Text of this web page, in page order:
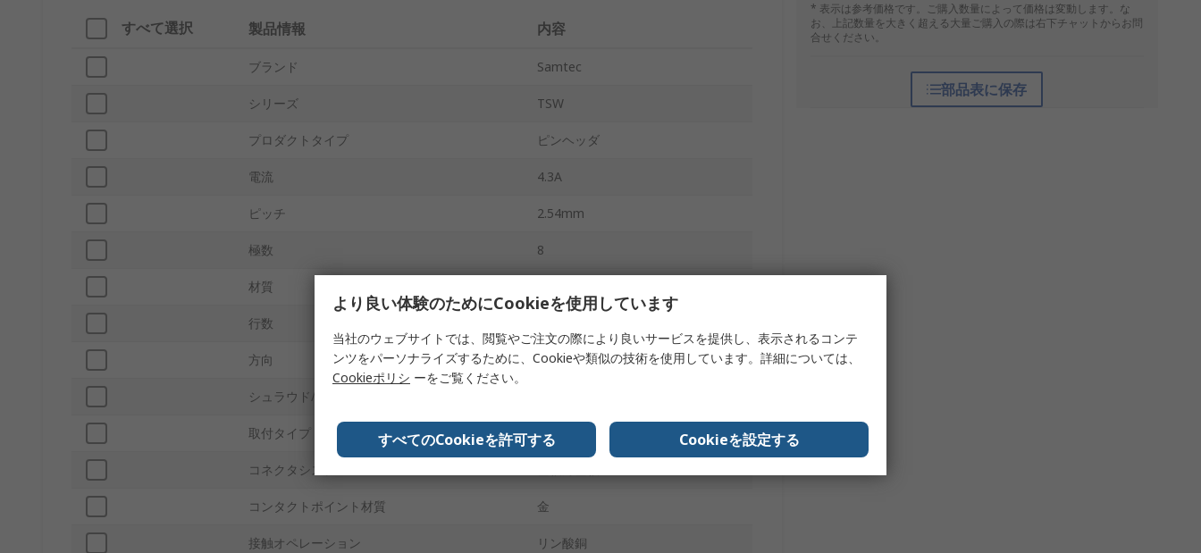
* 表示は参考価格です。ご購入数量によって価格は変動します。な
お、上記数量を大きく超える大量ご購入の際は右下チャットからお問
合せください。
部品表に保存
すべて選択 製品情報 内容
ブランド Samtec
シリーズ TSW
プロダクトタイプ ピンヘッダ
電流 4.3A
ピッチ 2.54mm
極数 8
材質
行数
方向 ライトアングル
シュラウド/アンシュラウド
取付タイプ スルーホール
コネクタシステム
コンタクトポイント材質 金
接触オペレーション リン酸銅
より良い体験のためにCookieを使用しています
当社のウェブサイトでは、閲覧やご注文の際により良いサービスを提供し、表示されるコンテ
ンツをパーソナライズするために、Cookieや類似の技術を使用しています。詳細については、
Cookieポリシ ーをご覧ください。
すべてのCookieを許可する Cookieを設定する